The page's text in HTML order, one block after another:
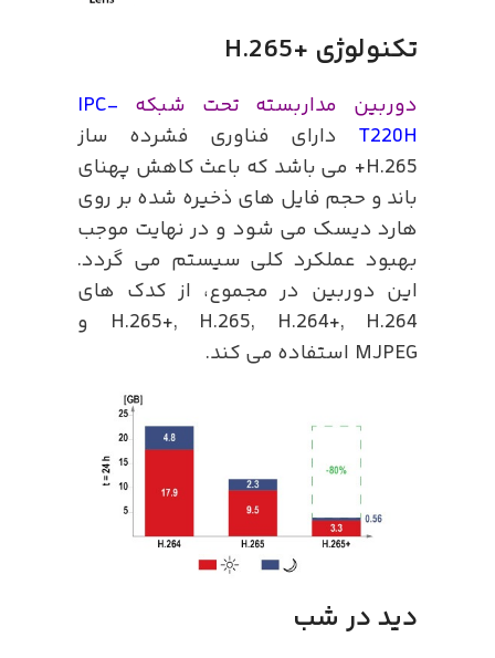
تکنولوژی +H.265
دوربین مداربسته تحت شبکه
IPC-
T220H
دارای فناوری فشرده ساز
H.265+ می باشد که باعث کاهش پهنای
باند و حجم فایل های ذخیره شده بر روی
هارد دیسک می شود و در نهایت موجب
بهبود عملکرد کلی سیستم می گردد.
این دوربین در مجموع، از کدک های
H.265+, H.265, H.264+, H.264 و
MJPEG استفاده می کند.
دید در شب